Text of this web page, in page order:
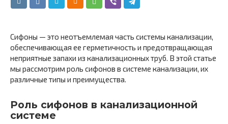
Сифоны — это неотъемлемая часть системы канализации,
обеспечивающая ее герметичность и предотвращающая
неприятные запахи из канализационных труб. В этой статье
мы рассмотрим роль сифонов в системе канализации, их
различные типы и преимущества.
Роль сифонов в канализационной
системе